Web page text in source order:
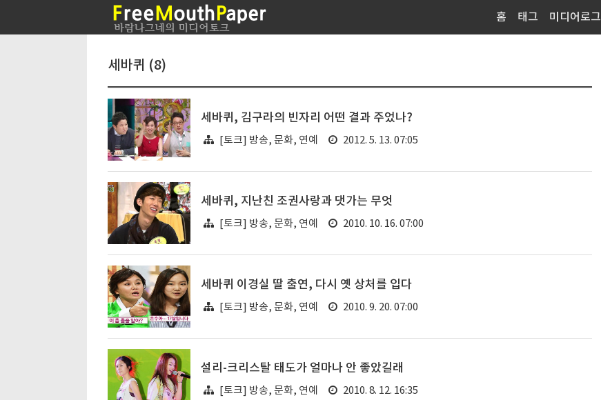
홈 태그 미디어로그
세바퀴 (8)
세바퀴, 김구라의 빈자리 어떤 결과 주었나?
[토크] 방송, 문화, 연예 2012. 5. 13. 07:05
세바퀴, 지난친 조권사랑과 댓가는 무엇
[토크] 방송, 문화, 연예 2010. 10. 16. 07:00
세바퀴 이경실 딸 출연, 다시 옛 상처를 입다
[토크] 방송, 문화, 연예 2010. 9. 20. 07:00
설리-크리스탈 태도가 얼마나 안 좋았길래
[토크] 방송, 문화, 연예 2010. 8. 12. 16:35